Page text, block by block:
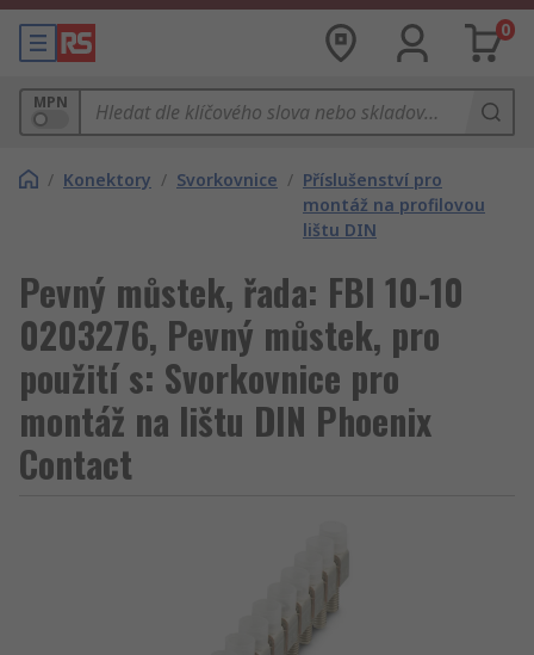
0
MPN
/ Konektory / Svorkovnice / Příslušenství pro
montáž na profilovou
lištu DIN
Pevný můstek, řada: FBI 10-10
0203276, Pevný můstek, pro
použití s: Svorkovnice pro
montáž na lištu DIN Phoenix
Contact